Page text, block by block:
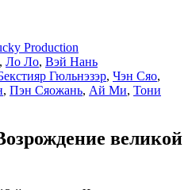
Production
, Ло Ло, Вэй Нань
Гюльнэзэр, Чэн Сяо,
, Пэн Сяожань, Ай Ми, Тони
великой